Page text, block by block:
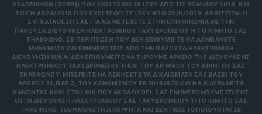
ΔΕΔΟΜΈΝΩΝ (GDPR)} ΠΟΥ ΈΧΕΙ ΤΕΘΕΊ ΣΕ ΙΣΧΎ ΑΠΌ ΤΙΣ 25 ΜΑΪ́ΟΥ 2018, ΚΑΙ
ΤΟΥ Ν.4624/2019 ΠΟΥ ΈΧΕΙ ΤΕΘΕΊ ΣΕ ΙΣΧΎ ΑΠΌ 29/8/2019, ΑΠΑΙΤΕΊΤΑΙ Η
ΣΥΓΚΑΤΆΘΕΣΉ ΣΑΣ ΓΙΑ ΝΑ ΜΕΤΈΧΕΤΕ ΣΤΗΝ ΕΠΙΚΟΙΝΩΝΊΑ ΜΕ ΤΗΝ
ΠΑΡΟΎΣΑ ΔΙΕΎΘΥΝΣΗ ΗΛΕΚΤΡΟΝΙΚΟΎ ΤΑΧΥΔΡΟΜΕΊΟΥ Ή ΤΟ ΚΙΝΗΤΌ ΣΑΣ Τ
ΗΛΈΦΩΝΟ. ΣΕ ΠΕΡΊΠΤΩΣΗ ΠΟΥ ΔΕΝ ΕΠΙΘΥΜΕΊΤΕ ΝΑ ΛΑΜΒΆΝΕΤΕ Μ
ΗΝΎΜΑΤΑ ΚΑΙ ΕΝΗΜΕΡΏΣΕΙΣ ΑΠΌ ΤΗΝ ΠΑΡΟΎΣΑ ΗΛΕΚΤΡΟΝΙΚΉ Δ
ΙΕΎΘΥΝΣΗ Ή/ΚΑΙ ΔΕΝ ΕΠΙΘΥΜΕΊΤΕ ΝΑ ΤΗΡΟΎΜΕ ΑΡΧΕΊΟ ΤΗΣ ΔΙΕΎΘΥΝΣΗΣ ΗΛ
ΕΚΤΡΟΝΙΚΟΎ ΤΑΧΥΔΡΟΜΕΊΟΥ Ή ΚΑΙ ΤΟΥ ΑΡΙΘΜΟΎ ΤΟΥ ΚΙΝΗΤΟΎ ΣΑΣ ΤΗΛ
ΕΦΏΝΟΥ, ΜΠΟΡΕΊΤΕ ΝΑ ΑΣΚΉΣΕΤΕ ΤΑ ΔΙΚΑΙΏΜΑΤΆ ΣΑΣ ΒΆΣΕΙ ΤΟΥ ΆΡΘ
ΡΟΥ 13,ΠΑΡ.2, ΤΟΥ ΚΑΝΟΝΙΣΜΟΎ ΕΕ 2016/679 ΚΑΙ ΝΑ ΔΙΑΓΡΑΦΕΊΤΕ ΚΆΝ
ΟΝΤΑΣ ΚΛΙΚ ΣΤΟ LINK ΠΟΥ ΑΚΟΛΟΥΘΕΊ. ΣΑΣ ΕΝΗΜΕΡΏΝΟΥΜΕ ΕΠΊΣΗΣ ΌΤΙ
Η ΔΙΕΎΘΥΝΣΗ ΗΛΕΚΤΡΟΝΙΚΟΎ ΣΑΣ ΤΑΧΥΔΡΟΜΕΊΟΥ Ή ΤΟ ΚΙΝΗΤΌ ΣΑΣ ΤΗΛΈ
ΦΩΝΟ, ΠΑΡΑΜΈΝΟΥΝ ΑΠΌΡΡΗΤΑ ΚΑΙ ΔΕΝ ΓΝΩΣΤΟΠΟΙΟΎΝΤΑΙ ΣΕ ΤΡΊΤ